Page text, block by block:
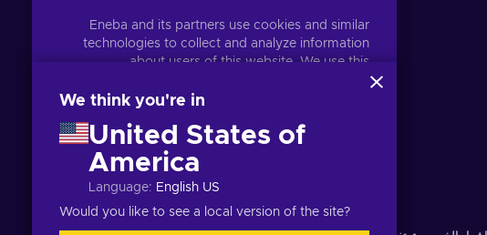
العربيةUSD
Eneba and its partners use cookies and similar
technologies to collect and analyze information
about users of this website. We use this
other services on the site. Your personal data may
By clicking 'Accept all', you consent to the use of
these technologies by Eneba and its partners. You
can adjust your consent by clicking 'Customize'.
For more information on how Google uses your
data, see Google Business Safety & Privacy
.
We think you're in
United States of
America
Language: English US
Would you like to see a local version of the site?